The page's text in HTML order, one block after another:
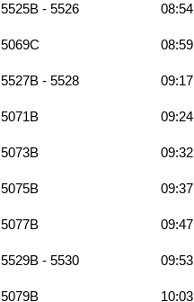
5525B - 5526 08:54
5069C 08:59
5527B - 5528 09:17
5071B 09:24
5073B 09:32
5075B 09:37
5077B 09:47
5529B - 5530 09:53
5079B 10:03